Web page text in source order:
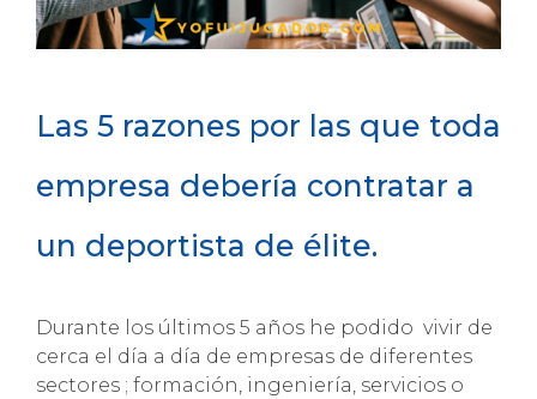
Las 5 razones por las que toda
empresa debería contratar a
un deportista de élite.
Durante los últimos 5 años he podido vivir de
cerca el día a día de empresas de diferentes
sectores ; formación, ingeniería, servicios o